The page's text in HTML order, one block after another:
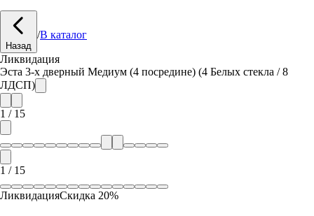
Назад
/В каталог
Ликвидация
Эста 3-х дверный Медиум (4 посредине) (4 Белых стекла / 8
ЛДСП)
1 / 15
1 / 15
ЛиквидацияСкидка 20%